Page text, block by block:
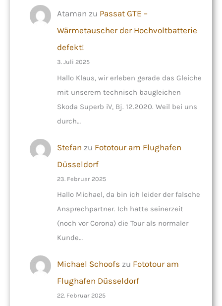
Ataman zu Passat GTE –
Wärmetauscher der Hochvoltbatterie
defekt!
3. Juli 2025
Hallo Klaus, wir erleben gerade das Gleiche
mit unserem technisch baugleichen
Skoda Superb iV, Bj. 12.2020. Weil bei uns
durch…
Stefan zu Fototour am Flughafen
Düsseldorf
23. Februar 2025
Hallo Michael, da bin ich leider der falsche
Ansprechpartner. Ich hatte seinerzeit
(noch vor Corona) die Tour als normaler
Kunde…
Michael Schoofs zu Fototour am
Flughafen Düsseldorf
22. Februar 2025